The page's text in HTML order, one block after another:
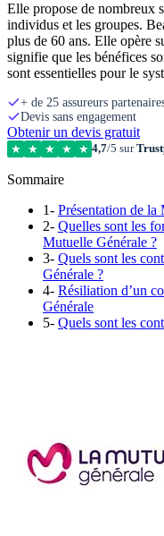
Elle propose de nombreux
individus et les groupes.
plus de 60 ans. Elle opère
signifie que les bénéfices
sont essentielles pour le
+ de 25 assureurs
Devis sans engagement
Obtenir un devis gratuit
★ ★ ★ ★ ★ 4,7/5 sur
Sommaire
1- Présentation de la
2- Quelles sont les
Mutuelle Générale ?
3- Quels sont les
Générale ?
4- Résiliation d’un
Générale
5- Quels sont les